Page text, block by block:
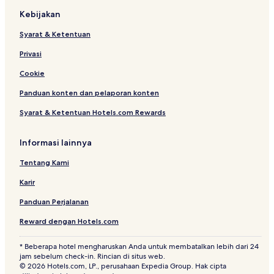
Hotel dengan Dapur Kecil di Kuningan Timur
Hotel Keluarga di Setiabudi
Hotel dekat Mall Kuningan City
Hotel Bintang 5 di Setiabudi
Hotel dengan Pusat Kebugaran di Kuningan
Hotel dengan Pusat Kebugaran di Pusat Bisnis Sudirman
Hotel dekat Kidzania
Hotel Bintang 3 di Setiabudi
Hotel dekat Senayan City
Hotel dengan Kolam Renang di Setiabudi
Hotel dekat Institut Prancis di Indonesia
Hotel dekat Grand Indonesia
Hotel Murah di Setiabudi
Kebijakan
Syarat & Ketentuan
Privasi
Cookie
Panduan konten dan pelaporan konten
Syarat & Ketentuan Hotels.com Rewards
Informasi lainnya
Tentang Kami
Karir
Panduan Perjalanan
Reward dengan Hotels.com
* Beberapa hotel mengharuskan Anda untuk membatalkan lebih dari 24
jam sebelum check-in. Rincian di situs web.
© 2026 Hotels.com, LP., perusahaan Expedia Group. Hak cipta